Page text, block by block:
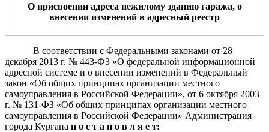
О присвоении адреса нежилому зданию гаража, о
внесении изменений в адресный реестр
В соответствии с Федеральными законами от 28
декабря 2013 г. № 443-ФЗ «О федеральной информационной
адресной системе и о внесении изменений в Федеральный
закон «Об общих принципах организации местного
самоуправления в Российской Федерации», от 6 октября 2003
г. № 131-ФЗ «Об общих принципах организации местного
самоуправления в Российской Федерации» Администрация
города Кургана п о с т а н о в л я е т: